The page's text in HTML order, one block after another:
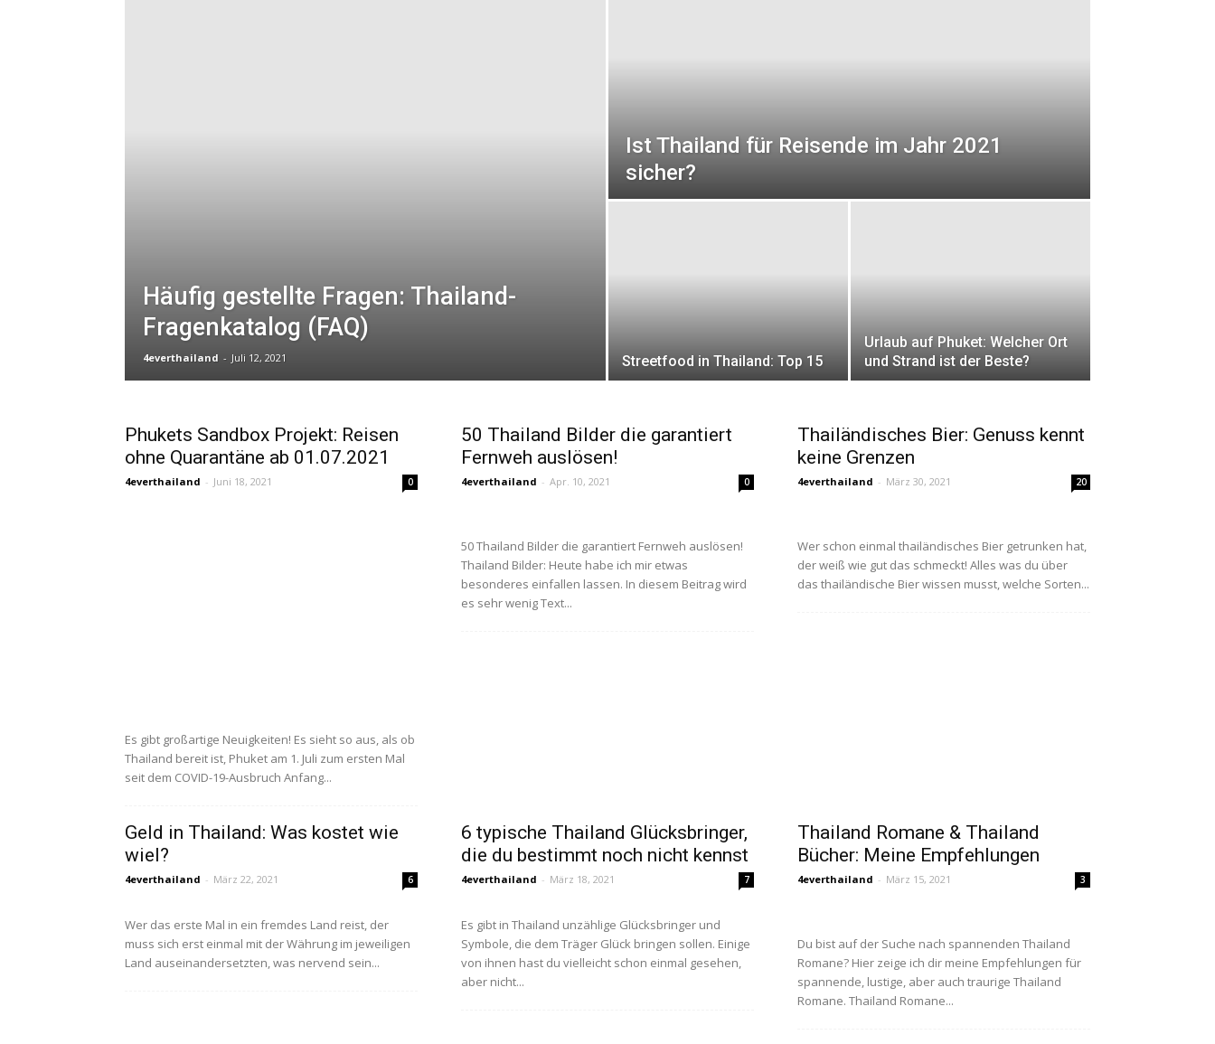
Thailand
Häufig gestellte Fragen: Thailand-
Fragenkatalog (FAQ)
4everthailand - Juli 12, 2021
Ist Thailand für Reisende im Jahr 2021
sicher?
Streetfood in Thailand: Top 15
Urlaub auf Phuket: Welcher Ort
und Strand ist der Beste?
Phukets Sandbox Projekt: Reisen
ohne Quarantäne ab 01.07.2021
4everthailand - Juni 18, 2021 0
Es gibt großartige Neuigkeiten! Es sieht so aus, als ob
Thailand bereit ist, Phuket am 1. Juli zum ersten Mal
seit dem COVID-19-Ausbruch Anfang...
50 Thailand Bilder die garantiert
Fernweh auslösen!
4everthailand - Apr. 10, 2021 0
50 Thailand Bilder die garantiert Fernweh auslösen!
Thailand Bilder: Heute habe ich mir etwas
besonderes einfallen lassen. In diesem Beitrag wird
es sehr wenig Text...
Thailändisches Bier: Genuss kennt
keine Grenzen
4everthailand - März 30, 2021 20
Wer schon einmal thailändisches Bier getrunken hat,
der weiß wie gut das schmeckt! Alles was du über
das thailändische Bier wissen musst, welche Sorten...
Geld in Thailand: Was kostet wie
wiel?
4everthailand - März 22, 2021 6
Wer das erste Mal in ein fremdes Land reist, der
muss sich erst einmal mit der Währung im jeweiligen
Land auseinandersetzten, was nervend sein...
6 typische Thailand Glücksbringer,
die du bestimmt noch nicht kennst
4everthailand - März 18, 2021 7
Es gibt in Thailand unzählige Glücksbringer und
Symbole, die dem Träger Glück bringen sollen. Einige
von ihnen hast du vielleicht schon einmal gesehen,
aber nicht...
Thailand Romane & Thailand
Bücher: Meine Empfehlungen
4everthailand - März 15, 2021 3
Du bist auf der Suche nach spannenden Thailand
Romane? Hier zeige ich dir meine Empfehlungen für
spannende, lustige, aber auch traurige Thailand
Romane. Thailand Romane...